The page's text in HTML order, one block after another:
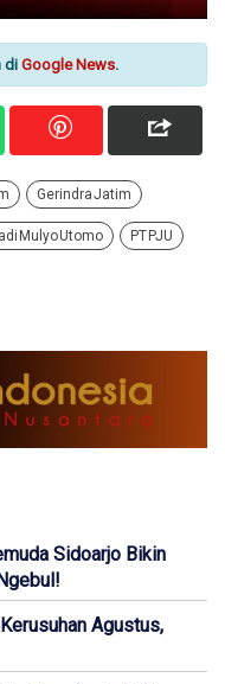
diGoogle News.
Gerindra Jatim
Mulyo Utomo PT PJU
Sidoarjo Bikin
Agustus,